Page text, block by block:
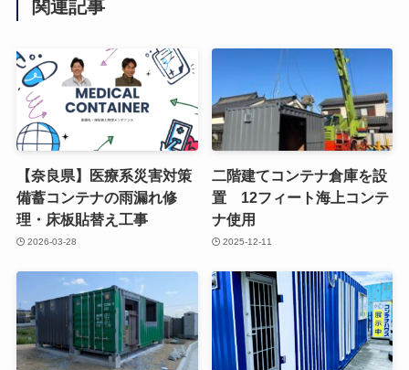
関連記事
【奈良県】医療系災害対策
備蓄コンテナの雨漏れ修
理・床板貼替え工事
2026-03-28
二階建てコンテナ倉庫を設
置 12フィート海上コンテ
ナ使用
2025-12-11